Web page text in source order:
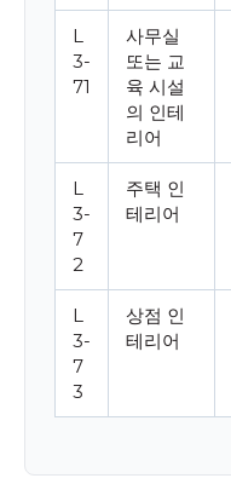
L
3-
71
사무실
또는 교
육 시설
의 인테
리어
L
3-
7
2
주택 인
테리어
L
3-
7
3
상점 인
테리어